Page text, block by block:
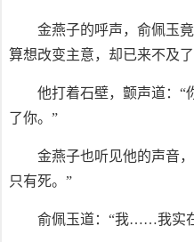
金燕子的呼声，俞佩玉
算想改变主意，却已来不及了
他打着石壁，颤声道：“
了你。”
金燕子也听见他的声音
只有死。”
俞佩玉道：“我……我